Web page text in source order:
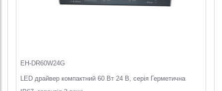
EH-DR60W24G
LED драйвер компактний 60 Вт 24 В, серія Герметична